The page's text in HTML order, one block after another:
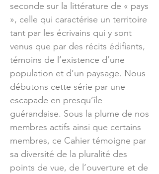
seconde sur la littérature de « pays
», celle qui caractérise un territoire
tant par les écrivains qui y sont
venus que par des récits édifiants,
témoins de l’existence d’une
population et d’un paysage. Nous
débutons cette série par une
escapade en presqu’île
guérandaise. Sous la plume de nos
membres actifs ainsi que certains
membres, ce Cahier témoigne par
sa diversité de la pluralité des
points de vue, de l’ouverture et de